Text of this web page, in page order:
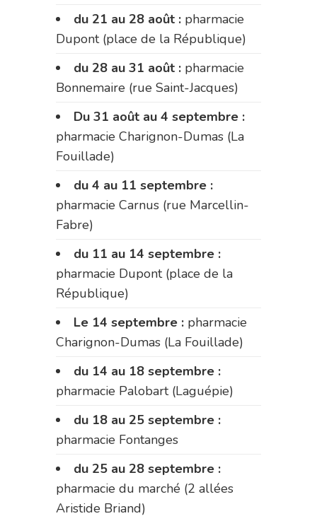
du 21 au 28 août : pharmacie
Dupont (place de la République)
du 28 au 31 août : pharmacie
Bonnemaire (rue Saint-Jacques)
Du 31 août au 4 septembre :
pharmacie Charignon-Dumas (La
Fouillade)
du 4 au 11 septembre :
pharmacie Carnus (rue Marcellin-
Fabre)
du 11 au 14 septembre :
pharmacie Dupont (place de la
République)
Le 14 septembre : pharmacie
Charignon-Dumas (La Fouillade)
du 14 au 18 septembre :
pharmacie Palobart (Laguépie)
du 18 au 25 septembre :
pharmacie Fontanges
du 25 au 28 septembre :
pharmacie du marché (2 allées
Aristide Briand)